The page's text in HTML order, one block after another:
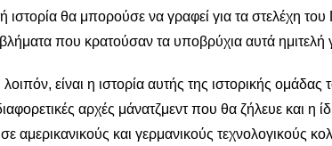
ιστορία θα μπορούσε να γραφεί για τα στελέχη
που κρατούσαν τα υποβρύχια αυτά ημιτελή
λοιπόν, είναι η ιστορία αυτής της ιστορικής
αρχές μάνατζμεντ που θα ζήλευε και η
αμερικανικούς και γερμανικούς τεχνολογικούς